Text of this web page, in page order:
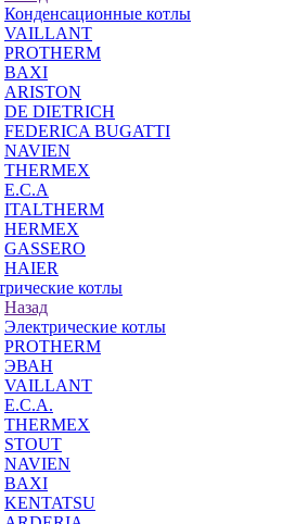
Конденсационные котлы
VAILLANT
PROTHERM
BAXI
ARISTON
DE DIETRICH
FEDERICA BUGATTI
NAVIEN
THERMEX
E.C.A
ITALTHERM
HERMEX
GASSERO
HAIER
котлы
Назад
Электрические котлы
PROTHERM
ЭВАН
VAILLANT
E.C.A.
THERMEX
STOUT
NAVIEN
BAXI
KENTATSU